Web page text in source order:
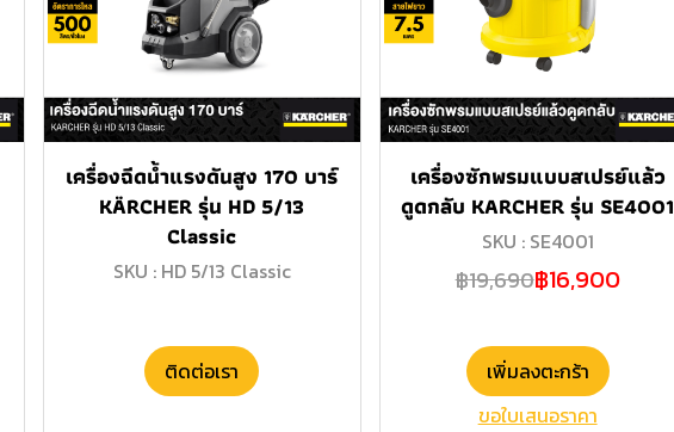
เครื่องฉีดน้ำแรงดันสูง 170 บาร์
KÄRCHER รุ่น HD 5/13
Classic
SKU : HD 5/13 Classic
ติดต่อเรา
เครื่องซักพรมแบบสเปรย์แล้ว
ดูดกลับ KARCHER รุ่น SE4001
SKU : SE4001
฿19,690฿16,900
เพิ่มลงตะกร้า
ขอใบเสนอราคา